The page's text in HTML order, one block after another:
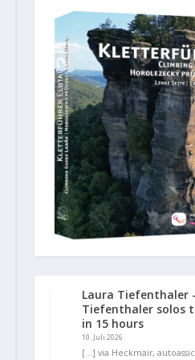
Laura Tiefenthaler
Tiefenthaler solos
in 15 hours
10. Juli 2026
[…] via Heckmair,